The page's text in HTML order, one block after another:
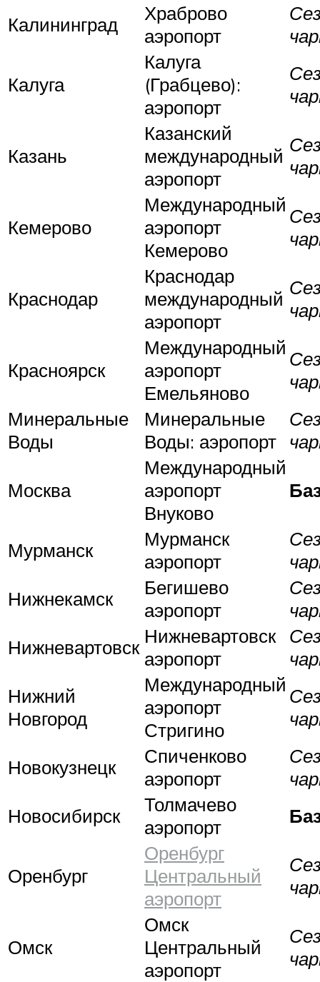
Калининград
Храброво
аэропорт
Калуга
Калуга
(Грабцево):
аэропорт
Казань
Казанский
международный
аэропорт
Кемерово
Международный
аэропорт
Кемерово
Краснодар
Краснодар
международный
аэропорт
Красноярск
Международный
аэропорт
Емельяново
Минеральные
Воды
Минеральные
Воды: аэропорт
Москва
Международный
аэропорт
Внуково
Мурманск
Мурманск
аэропорт
Нижнекамск
Бегишево
аэропорт
Нижневартовск Нижневартовск
аэропорт
Нижний
Новгород
Международный
аэропорт
Стригино
Новокузнецк
Спиченково
аэропорт
Новосибирск
Толмачево
аэропорт
Оренбург
Оренбург
Центральный
аэропорт
Омск
Омск
Центральный
аэропорт